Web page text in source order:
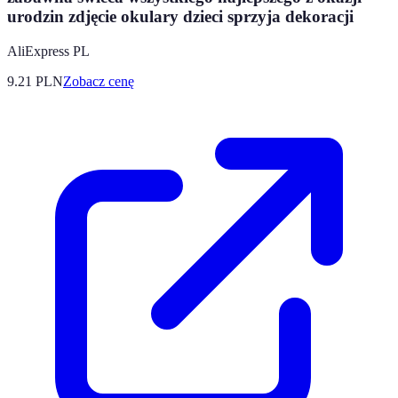
urodzin zdjęcie okulary dzieci sprzyja dekoracji
AliExpress PL
9.21 PLNZobacz cenę